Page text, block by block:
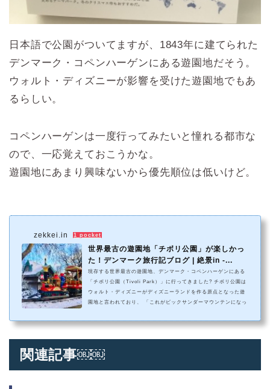
日本語で公園がついてますが、1843年に建てられた
デンマーク・コペンハーゲンにある遊園地だそう。
ウォルト・ディズニーが影響を受けた遊園地でもあ
るらしい。
コペンハーゲンは一度行ってみたいと憧れる都市な
ので、一応覚えておこうかな。
遊園地にあまり興味ないから優先順位は低いけど。
zekkei.in 1 pocket
世界最古の遊園地「チボリ公園」が楽しかっ
た！デンマーク旅行記ブログ | 絶景in -...
現存する世界最古の遊園地、デンマーク・コペンハーゲンにある
「チボリ公園（Tivoli Park）」に行ってきました? チボリ公園は
ウォルト・ディズニーがディズニーランドを作る原点となった遊
園地と言われており、 「これがビックサンダーマウンテンになっ
ンをモチーフにしているんだろうな〜」とか分かるものも多く デ
関連記事￼￼